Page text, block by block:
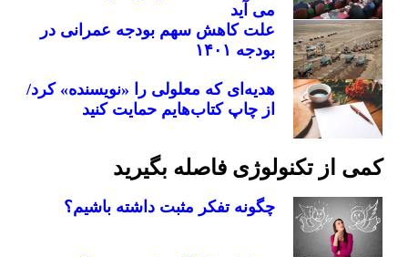
می آید
علت کاهش سهم بودجه عمرانی در
بودجه ۱۴۰۱
هدیه‌ای که معلولی را «نویسنده» کرد/
از چاپ کتاب‌هایم حمایت کنید
کمی از تکنولوژی فاصله بگیرید
چگونه تفکر مثبت داشته باشیم؟